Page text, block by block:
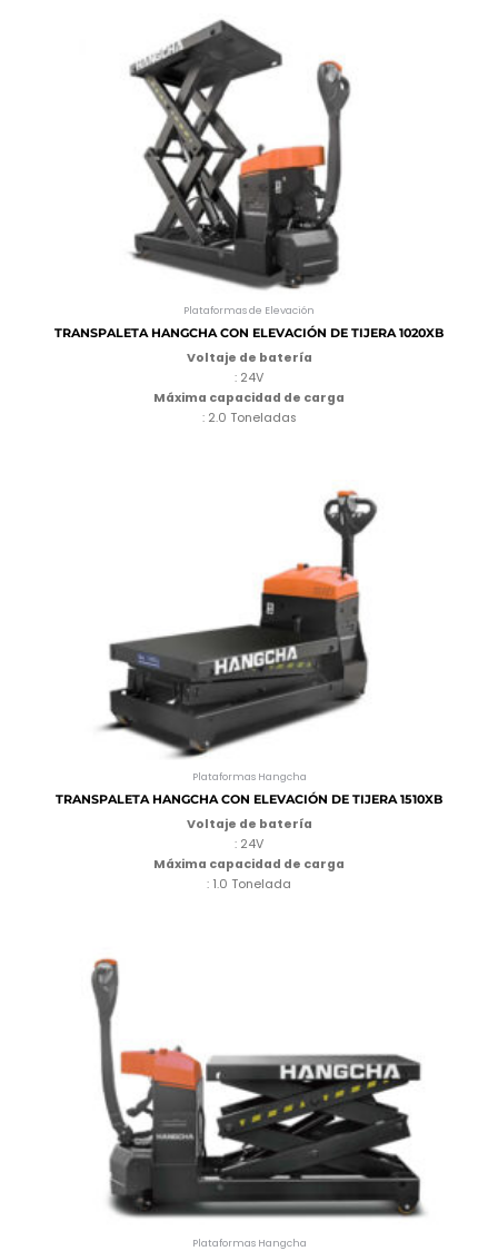
Plataformas de Elevación
TRANSPALETA HANGCHA CON ELEVACIÓN DE TIJERA 1020XB
Voltaje de batería
: 24V
Máxima capacidad de carga
: 2.0 Toneladas
Plataformas Hangcha
TRANSPALETA HANGCHA CON ELEVACIÓN DE TIJERA 1510XB
Voltaje de batería
: 24V
Máxima capacidad de carga
: 1.0 Tonelada
Plataformas Hangcha